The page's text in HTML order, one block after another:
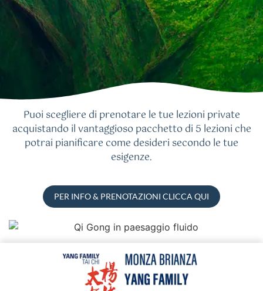
Puoi scegliere di prenotare le tue lezioni private
acquistando il vantaggioso pacchetto di 5 lezioni che
potrai pianificare come desideri secondo le tue
esigenze.
PER INFO & PRENOTAZIONI CLICCA QUI